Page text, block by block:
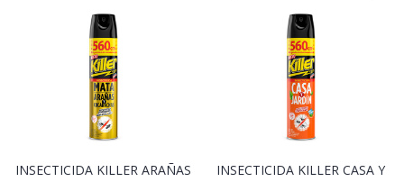
INSECTICIDA KILLER ARAÑAS
INSECTICIDA KILLER CASA Y